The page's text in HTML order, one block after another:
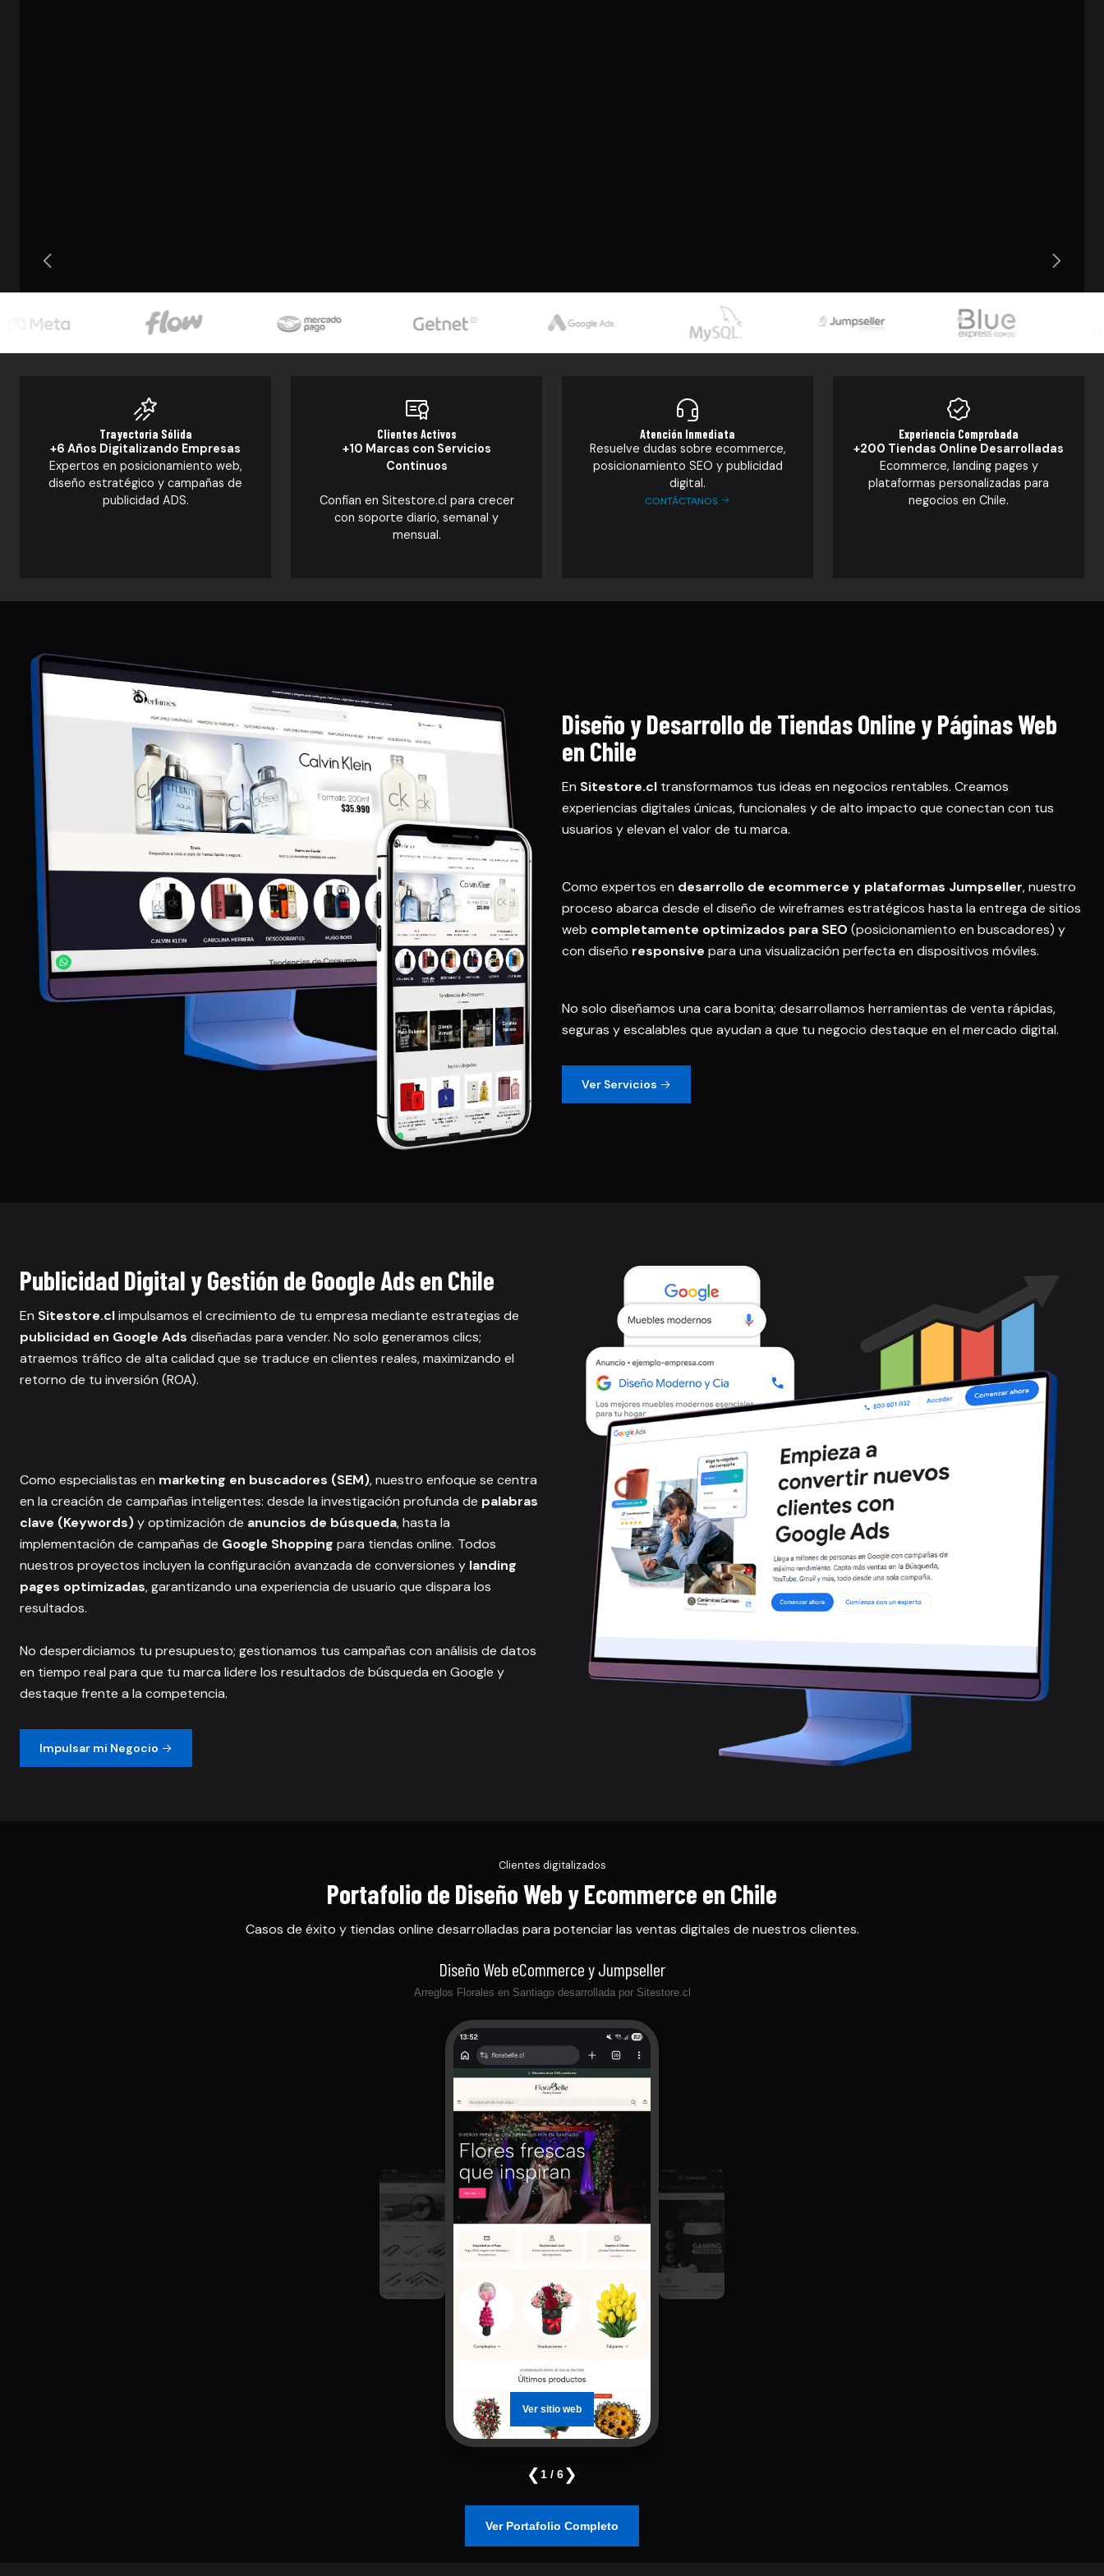
Trayectoria Sólida
+6 Años Digitalizando Empresas
Expertos en posicionamiento web,
diseño estratégico y campañas de
publicidad ADS.
Clientes Activos
+10 Marcas con Servicios
Continuos
Confían en Sitestore.cl para crecer
con soporte diario, semanal y
mensual.
Atención Inmediata
Resuelve dudas sobre ecommerce,
posicionamiento SEO y publicidad
digital.
CONTÁCTANOS
Experiencia Comprobada
+200 Tiendas Online Desarrolladas
Ecommerce, landing pages y
plataformas personalizadas para
negocios en Chile.
Diseño y Desarrollo de Tiendas Online y Páginas Web
en Chile
En Sitestore.cl transformamos tus ideas en negocios rentables. Creamos
experiencias digitales únicas, funcionales y de alto impacto que conectan con tus
usuarios y elevan el valor de tu marca.
Como expertos en desarrollo de ecommerce y plataformas Jumpseller, nuestro
proceso abarca desde el diseño de wireframes estratégicos hasta la entrega de sitios
web completamente optimizados para SEO (posicionamiento en buscadores) y
con diseño responsive para una visualización perfecta en dispositivos móviles.
No solo diseñamos una cara bonita; desarrollamos herramientas de venta rápidas,
seguras y escalables que ayudan a que tu negocio destaque en el mercado digital.
Ver Servicios
Publicidad Digital y Gestión de Google Ads en Chile
En Sitestore.climpulsamos el crecimiento de tu empresa mediante estrategias de
publicidad en Google Ads diseñadas para vender. No solo generamos clics;
atraemos tráfico de alta calidad que se traduce en clientes reales, maximizando el
retorno de tu inversión (ROA).
Como especialistas en marketing en buscadores (SEM), nuestro enfoque se centra
en la creación de campañas inteligentes: desde la investigación profunda de palabras
clave (Keywords)y optimización de anuncios de búsqueda, hasta la
implementación de campañas de Google Shopping para tiendas online. Todos
nuestros proyectos incluyen la configuración avanzada de conversiones y landing
pages optimizadas, garantizando una experiencia de usuario que dispara los
resultados.
No desperdiciamos tu presupuesto; gestionamos tus campañas con análisis de datos
en tiempo real para que tu marca lidere los resultados de búsqueda en Google y
destaque frente a la competencia.
Impulsar mi Negocio
Clientes digitalizados
Portafolio de Diseño Web y Ecommerce en Chile
Casos de éxito y tiendas online desarrolladas para potenciar las ventas digitales de nuestros clientes.
Diseño Web eCommerce y Jumpseller
Arreglos Florales en Santiago desarrollada por Sitestore.cl
Ver sitio web
❮ 1 / 6❯
Ver Portafolio Completo